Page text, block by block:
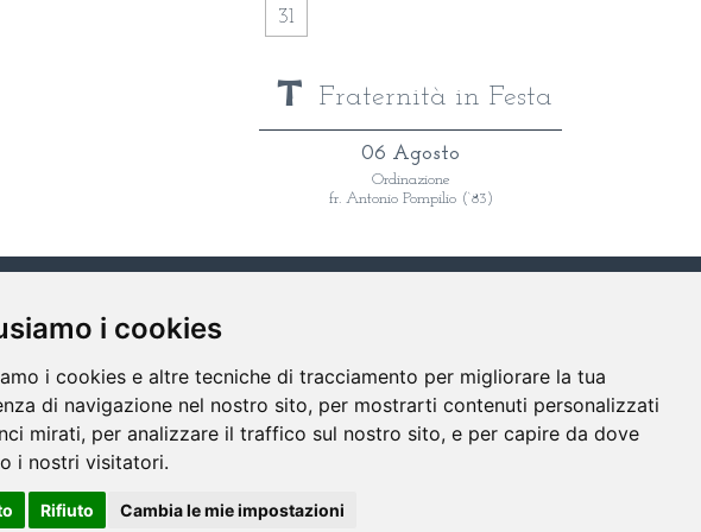
i cookies
i cookies e altre tecniche di tracciamento per migliorare la tua
di navigazione nel nostro sito, per mostrarti contenuti personalizzati
mirati, per analizzare il traffico sul nostro sito, e per capire da dove
i nostri visitatori.
Rifiuto Cambia le mie impostazioni
31
Fraternità in Festa
06 Agosto
Ordinazione
fr. Antonio Pompilio (‘83)